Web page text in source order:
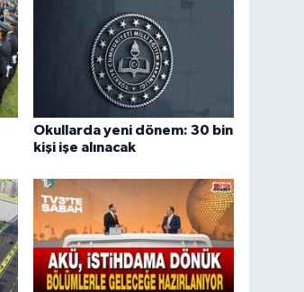
Okullarda yeni dönem: 30 bin
kişi işe alınacak